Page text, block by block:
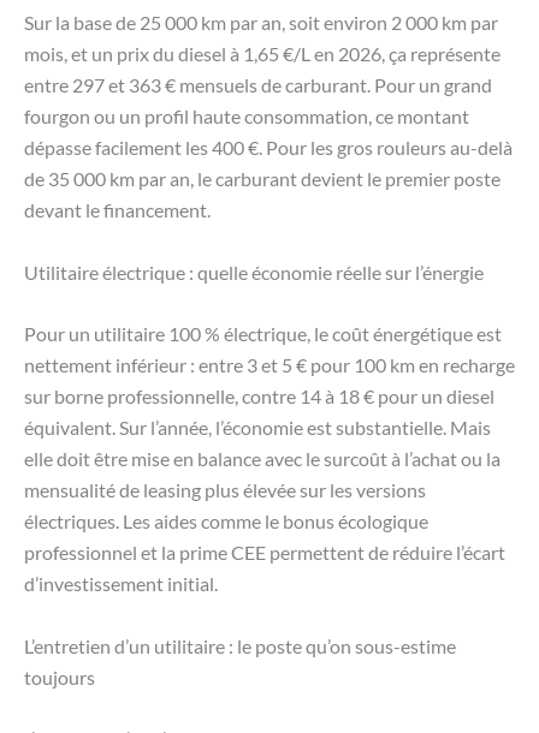
Sur la base de 25 000 km par an, soit environ 2 000 km par
mois, et un prix du diesel à 1,65 €/L en 2026, ça représente
entre 297 et 363 € mensuels de carburant. Pour un grand
fourgon ou un profil haute consommation, ce montant
dépasse facilement les 400 €. Pour les gros rouleurs au-delà
de 35 000 km par an, le carburant devient le premier poste
devant le financement.
Utilitaire électrique : quelle économie réelle sur l’énergie
Pour un utilitaire 100 % électrique, le coût énergétique est
nettement inférieur : entre 3 et 5 € pour 100 km en recharge
sur borne professionnelle, contre 14 à 18 € pour un diesel
équivalent. Sur l’année, l’économie est substantielle. Mais
elle doit être mise en balance avec le surcoût à l’achat ou la
mensualité de leasing plus élevée sur les versions
électriques. Les aides comme le bonus écologique
professionnel et la prime CEE permettent de réduire l’écart
d’investissement initial.
L’entretien d’un utilitaire : le poste qu’on sous-estime
toujours